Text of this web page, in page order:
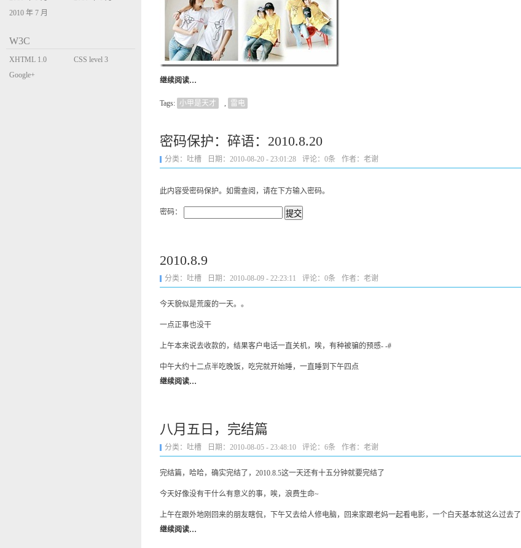
继续阅读…
Tags: 小甲是天才 , 雷电
密码保护：碎语：2010.8.20
分类： 吐槽 日期：2010-08-20 - 23:01:28 评论： 0条 作者：老谢
此内容受密码保护。如需查阅，请在下方输入密码。
密码：
2010.8.9
分类： 吐槽 日期：2010-08-09 - 22:23:11 评论： 0条 作者：老谢
今天貌似是荒废的一天。。
一点正事也没干
上午本来说去收款的，结果客户电话一直关机，唉，有种被骗的预感- -#
中午大约十二点半吃晚饭，吃完就开始睡，一直睡到下午四点
继续阅读…
八月五日，完结篇
分类： 吐槽 日期：2010-08-05 - 23:48:10 评论： 6条 作者：老谢
完结篇，哈哈，确实完结了，2010.8.5这一天还有十五分钟就要完结了
今天好像没有干什么有意义的事，唉，浪费生命~
上午在跟外地刚回来的朋友瞎侃，下午又去给人修电脑，回来家跟老妈一起看电影，一个白天基本就这么过去了
继续阅读…
2010 年 7 月
W3C
XHTML 1.0
Transitional
CSS level 3
Google+